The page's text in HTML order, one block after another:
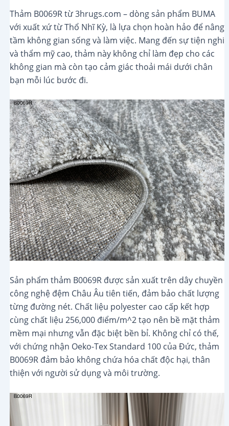
Thảm B0069R từ 3hrugs.com – dòng sản phẩm BUMA
với xuất xứ từ Thổ Nhĩ Kỳ, là lựa chọn hoàn hảo để nâng
tầm không gian sống và làm việc. Mang đến sự tiện nghi
và thẩm mỹ cao, thảm này không chỉ làm đẹp cho các
không gian mà còn tạo cảm giác thoải mái dưới chân
bạn mỗi lúc bước đi.
Sản phẩm thảm B0069R được sản xuất trên dây chuyền
công nghệ đệm Châu Âu tiên tiến, đảm bảo chất lượng
từng đường nét. Chất liệu polyester cao cấp kết hợp
cùng chất liệu 256,000 điểm/m^2 tạo nên bề mặt thảm
mềm mại nhưng vẫn đặc biệt bền bỉ. Không chỉ có thế,
với chứng nhận Oeko-Tex Standard 100 của Đức, thảm
B0069R đảm bảo không chứa hóa chất độc hại, thân
thiện với người sử dụng và môi trường.